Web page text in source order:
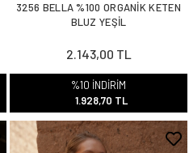
3256 BELLA %100 ORGANİK KETEN
BLUZ YEŞİL
2.143,00 TL
%10 İNDİRİM
1.928,70 TL